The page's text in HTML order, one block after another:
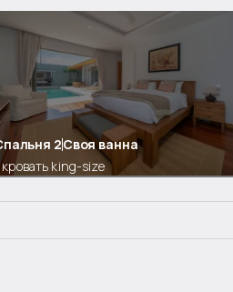
2Своя ванна
кровать king-size